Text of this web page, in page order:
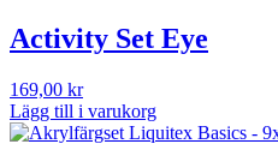
Activity Set Eye
169,00 kr
Lägg till i varukorg